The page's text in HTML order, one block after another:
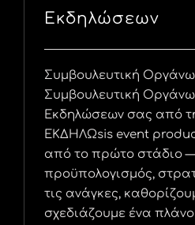
Εκδηλώσεων
Συμβουλευτική
Συμβουλευτική
Εκδηλώσεων σας από
ΕΚΔΗΛΩsis event
από το πρώτο στάδιο
προϋπολογισμός,
τις ανάγκες,
σχεδιάζουμε ένα